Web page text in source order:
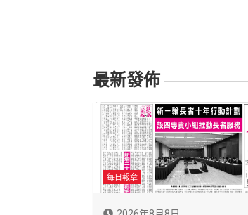
最新發佈
每日報章